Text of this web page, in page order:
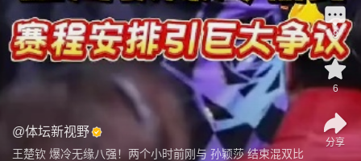
@体坛新视野
王楚钦 爆冷无缘八强！两个小时前刚与 孙颖莎 结束混双比
8
6
分享